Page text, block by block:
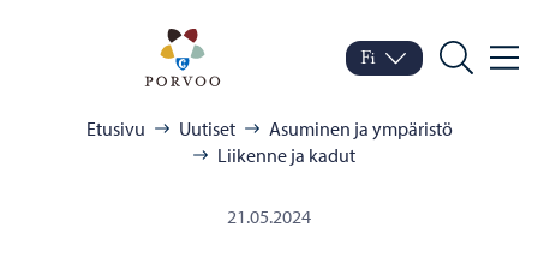
Porvoo – Siirry
Vaihda kieltä
Nykyinen kieli: Suomi
Fi
Hae
Etusivu Uutiset
Asuminen ja ympäristö
Liikenne ja kadut
21.05.2024